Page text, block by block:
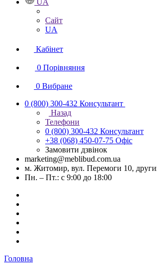
UA
Сайт
UA
Кабінет
0 Порівняння
0 Вибране
0 (800) 300-432 Консультант
Назад
Телефони
0 (800) 300-432 Консультант
+38 (068) 450-07-75 Офіс
Замовити дзвінок
marketing@meblibud.com.ua
м. Житомир, вул. Перемоги 10,
Пн. – Пт.: с 9:00 до 18:00
Головна